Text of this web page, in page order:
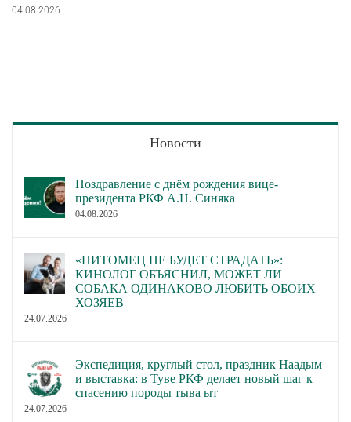
04.08.2026
Новости
Поздравление с днём рождения вице-
президента РКФ А.Н. Синяка
04.08.2026
«ПИТОМЕЦ НЕ БУДЕТ СТРАДАТЬ»:
КИНОЛОГ ОБЪЯСНИЛ, МОЖЕТ ЛИ
СОБАКА ОДИНАКОВО ЛЮБИТЬ ОБОИХ
ХОЗЯЕВ
24.07.2026
Экспедиция, круглый стол, праздник Наадым
и выставка: в Туве РКФ делает новый шаг к
спасению породы тыва ыт
24.07.2026